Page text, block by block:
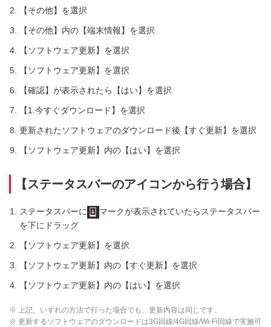
【その他】を選択
【その他】内の【端末情報】を選択
【ソフトウェア更新】を選択
【ソフトウェア更新】を選択
【確認】が表示されたら【はい】を選択
【1.今すぐダウンロード】を選択
更新されたソフトウェアのダウンロード後【すぐ更新】を選択
【ソフトウェア更新】内の【はい】を選択
【ステータスバーのアイコンから行う場合】
ステータスバーに
マークが表示されていたらステータスバー
を下にドラッグ
【ソフトウェア更新】を選択
【ソフトウェア更新】内の【すぐ更新】を選択
【ソフトウェア更新】内の【はい】を選択
※ 上記、いずれの方法で行った場合でも、更新内容は同じです。
※ 更新するソフトウェアのダウンロードは3G回線/4G回線/Wi-Fi回線で実施可